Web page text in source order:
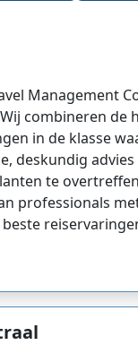
Management
combineren de
in de klasse
deskundig
te
professionals